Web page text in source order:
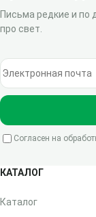
Письма редкие и по
про свет.
Электронная почта
Согласен на
КАТАЛОГ
Каталог